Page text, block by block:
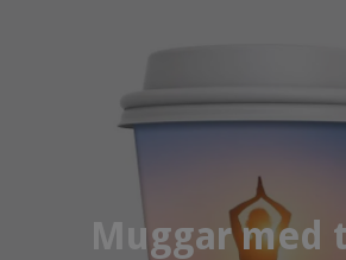
Muggar med